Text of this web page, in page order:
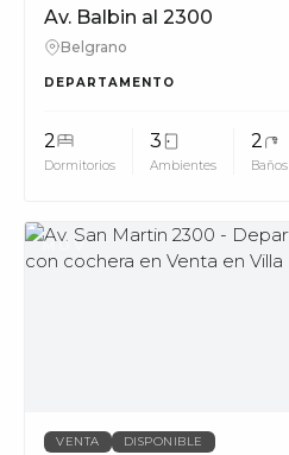
Av. Balbin al 2300
Belgrano
DEPARTAMENTO
2
Dormitorios
3
Ambientes
2
Baños
MUV
VENTA DISPONIBLE